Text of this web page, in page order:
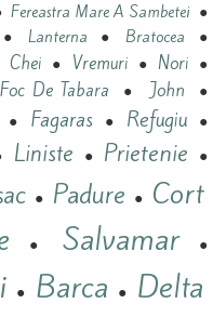
Fereastra Mare A Sambetei●
Lanterna ● Bratocea ●
Chei ● Vremuri● Nori ●
Foc De Tabara ● John ●
● Fagaras ● Refugiu ●
Liniste ● Prietenie ●
● Padure ● Cort
● Salvamar●
● Barca ● Delta